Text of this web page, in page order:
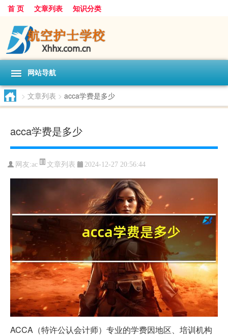
首 页 文章列表 知识分类
网站导航
> 文章列表 > acca学费是多少
acca学费是多少
网友:ac 文章列表 2024-12-27 20:56:44
ACCA（特许公认会计师）专业的学费因地区、培训机构